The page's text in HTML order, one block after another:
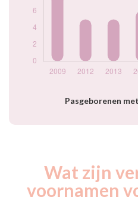
Pasgeborenen
Wat zijn
voornamen